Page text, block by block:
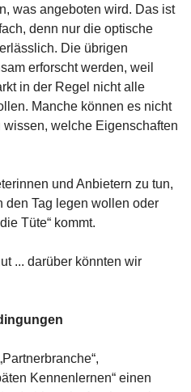
was angeboten wird. Das ist
denn nur die optische
Die übrigen
erforscht werden, weil
in der Regel nicht alle
Manche können es nicht
welche Eigenschaften
und Anbietern zu tun,
den Tag legen wollen oder
Tüte“ kommt.
... darüber könnten wir
Kennenlernen“ einen